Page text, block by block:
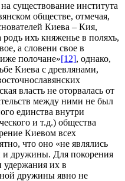
существование института
обществе, отмечая,
Киева – Кия,
ихъ княженье в поляхъ,
а словени свое в
полочане»[12], однако,
Киева с древлянами,
власть не оторвалась от
между ними не был
единства внутри
и т.д.) общества
Киевом всех
что оно «не являлись
и дружины. Для покорения
их в
дружины явно не